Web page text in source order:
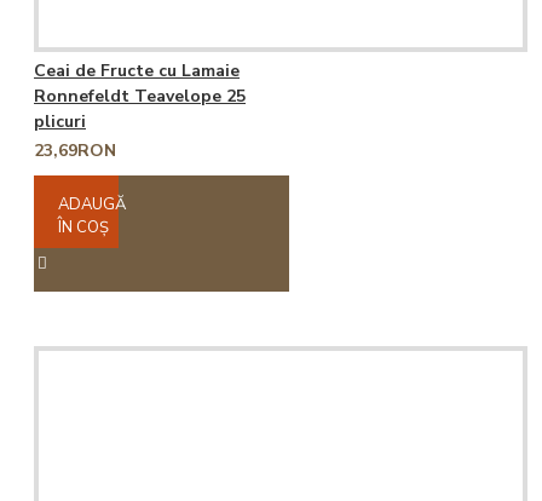
Ceai de Fructe cu Lamaie
Ronnefeldt Teavelope 25
plicuri
23,69RON
ADAUGĂ
ÎN COŞ